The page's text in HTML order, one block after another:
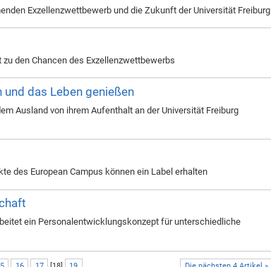
Exzellenzwettbewerb und die Zukunft der Universität Freiburg
den Chancen des Exzellenzwettbewerbs
und das Leben genießen
Ausland von ihrem Aufenthalt an der Universität Freiburg
des European Campus können ein Label erhalten
ein Personalentwicklungskonzept für unterschiedliche